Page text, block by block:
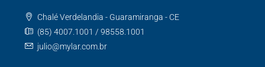
Chalé Verdelandia - Guaramiranga - CE
(85) 4007.1001 / 98558.1001
julio@mylar.com.br